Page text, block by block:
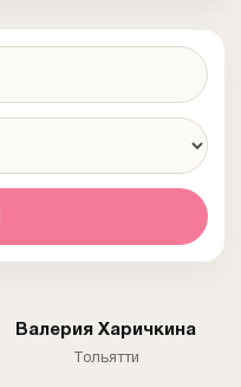
Валерия Харичкина
Тольятти